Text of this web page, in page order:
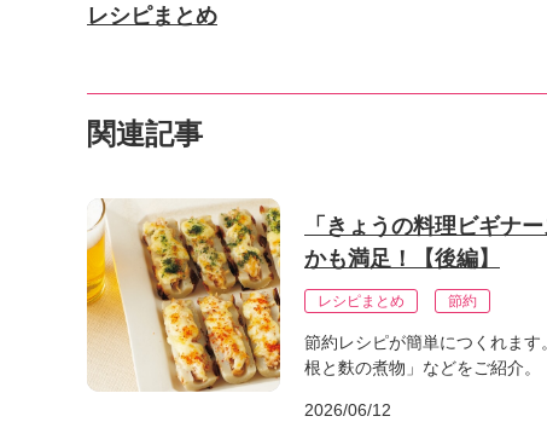
レシピまとめ
関連記事
「きょうの料理ビギナ
かも満足！【後編】
レシピまとめ 節約
節約レシピが簡単につくれま
根と麩の煮物」などをご紹介。
2026/06/12